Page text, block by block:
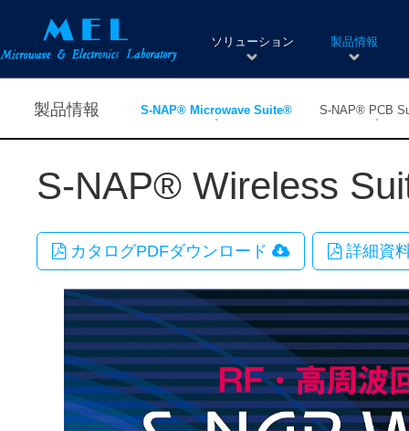
ソリューション 製品情報
製品情報 S-NAP® Microwave Suite® S-NAP® PCB
S-NAP® Wireless
カタログPDFダウンロード 詳細資